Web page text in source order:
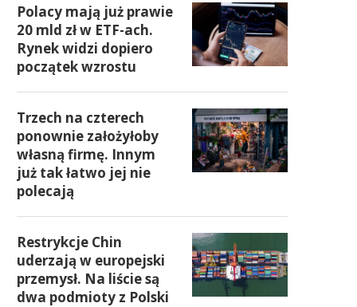
Polacy mają już prawie
20 mld zł w ETF-ach.
Rynek widzi dopiero
początek wzrostu
Trzech na czterech
ponownie założyłoby
własną firmę. Innym
już tak łatwo jej nie
polecają
Restrykcje Chin
uderzają w europejski
przemysł. Na liście są
dwa podmioty z Polski